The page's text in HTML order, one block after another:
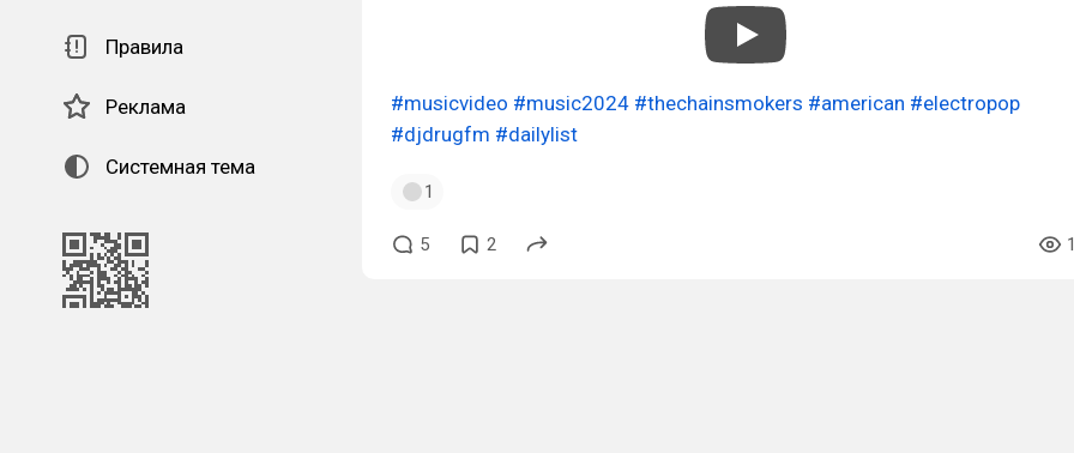
Правила
Реклама
Системная тема
#musicvideo #music2024 #thechainsmokers #american #electropop
#djdrugfm #dailylist
1
5 2